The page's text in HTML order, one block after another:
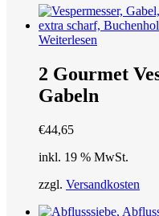
Weiterlesen
2 Gourmet
Gabeln
€44,65
inkl. 19 % MwSt.
zzgl. Versandkosten